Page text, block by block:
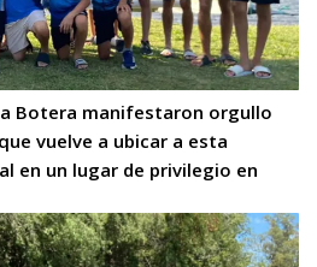
Botera manifestaron orgullo
vuelve a ubicar a esta
en un lugar de privilegio en